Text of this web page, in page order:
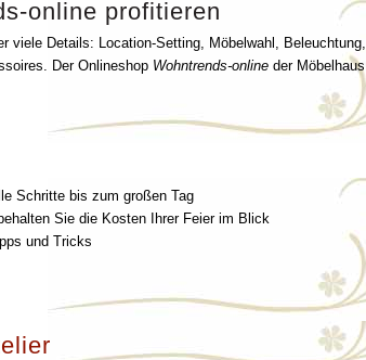
online profitieren
viele Details: Location-Setting, Möbelwahl, Beleuchtung,
Der Onlineshop Wohntrends-online der Möbelhaus
Schritte bis zum großen Tag
Sie die Kosten Ihrer Feier im Blick
und Tricks